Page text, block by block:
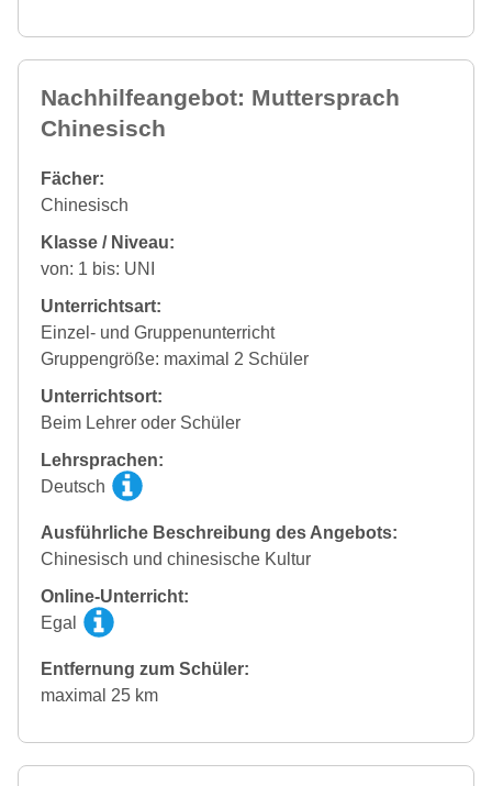
Nachhilfeangebot: Muttersprach
Chinesisch
Fächer:
Chinesisch
Klasse / Niveau:
von: 1 bis: UNI
Unterrichtsart:
Einzel- und Gruppenunterricht
Gruppengröße: maximal 2 Schüler
Unterrichtsort:
Beim Lehrer oder Schüler
Lehrsprachen:
Deutsch
Ausführliche Beschreibung des Angebots:
Chinesisch und chinesische Kultur
Online-Unterricht:
Egal
Entfernung zum Schüler:
maximal 25 km